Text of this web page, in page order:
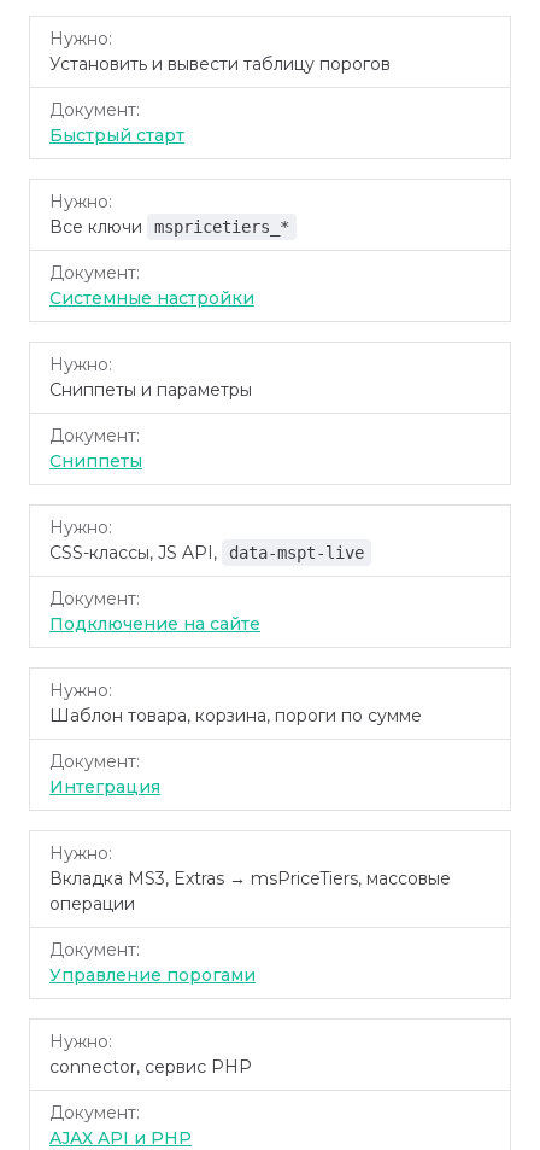
Нужно
Установить и вывести таблицу порогов
Быстрый старт
Все ключи mspricetiers_*
Системные настройки
Сниппеты и параметры
Сниппеты
CSS-классы, JS API, data-mspt-live
Подключение на сайте
Шаблон товара, корзина, пороги по сумме
Интеграция
Вкладка MS3, Extras → msPriceTiers, массовые
операции
Управление порогами
connector, сервис PHP
AJAX API и PHP